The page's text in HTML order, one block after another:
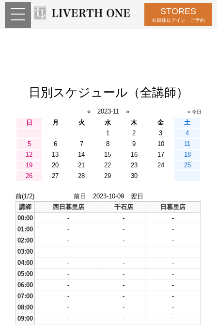
STORES
会員様ログイン・ご予約
日別スケジュール（全講師）
« 2023-11 » » 今日
日 月 火 水 木 金
土
1
2 3
4
5
6 7 8 9 10
11
12
13 14 15 16 17
18
19
20 21 22 23 24
25
26
27 28 29 30
前(1/2) 前日 2023-10-09
翌日
講師
西日暮里店 千石店
日暮里店
00:00
- -
-
01:00
- -
-
02:00
- -
-
03:00
- -
-
04:00
- -
-
05:00
- -
-
06:00
- -
-
07:00
- -
-
08:00
- -
-
09:00
- -
-